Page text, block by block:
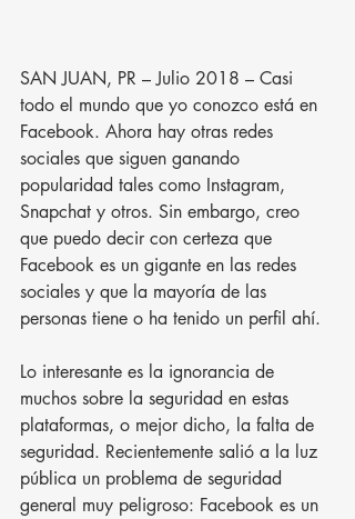
SAN JUAN, PR – Julio 2018 – Casi
todo el mundo que yo conozco está en
Facebook. Ahora hay otras redes
sociales que siguen ganando
popularidad tales como Instagram,
Snapchat y otros. Sin embargo, creo
que puedo decir con certeza que
Facebook es un gigante en las redes
sociales y que la mayoría de las
personas tiene o ha tenido un perfil ahí.
Lo interesante es la ignorancia de
muchos sobre la seguridad en estas
plataformas, o mejor dicho, la falta de
seguridad. Recientemente salió a la luz
pública un problema de seguridad
general muy peligroso: Facebook es un